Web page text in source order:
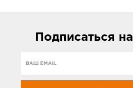
Подписаться